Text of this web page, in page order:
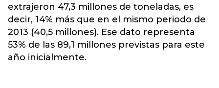
extrajeron 47,3 millones de toneladas, es
decir, 14% más que en el mismo periodo de
2013 (40,5 millones). Ese dato representa
53% de las 89,1 millones previstas para este
año inicialmente.